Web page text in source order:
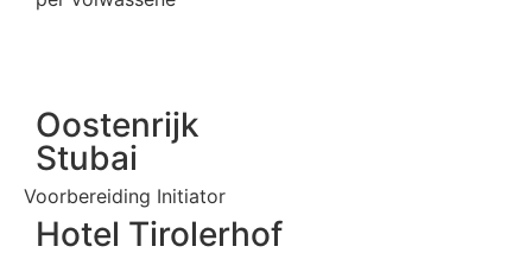
Oostenrijk
Stubai
Voorbereiding Initiator
Hotel Tirolerhof